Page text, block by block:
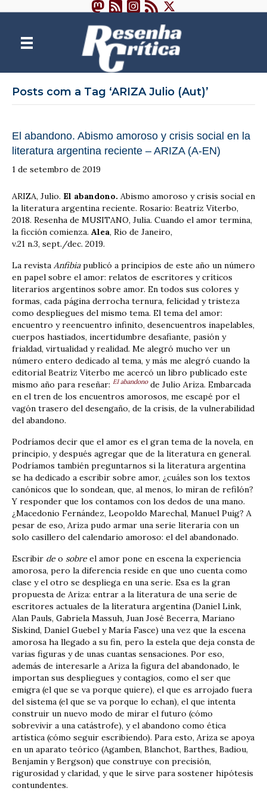
Posts com a Tag ‘ARIZA Julio (Aut)’
El abandono. Abismo amoroso y crisis social en la
literatura argentina reciente – ARIZA (A-EN)
1 de setembro de 2019
ARIZA, Julio. El abandono. Abismo amoroso y crisis social en
la literatura argentina reciente. Rosario: Beatriz Viterbo,
2018. Resenha de MUSITANO, Julia. Cuando el amor termina,
la ficción comienza. Alea, Rio de Janeiro,
v.21 n.3, sept./dec. 2019.
La revista Anfibiapublicó a principios de este año un número
en papel sobre el amor: relatos de escritores y críticos
literarios argentinos sobre amor. En todos sus colores y
formas, cada página derrocha ternura, felicidad y tristeza
como despliegues del mismo tema. El tema del amor:
encuentro y reencuentro infinito, desencuentros inapelables,
cuerpos hastiados, incertidumbre desafiante, pasión y
frialdad, virtualidad y realidad. Me alegró mucho ver un
número entero dedicado al tema, y más me alegró cuando la
editorial Beatriz Viterbo me acercó un libro publicado este
mismo año para reseñar: El abandonode Julio Ariza. Embarcada
en el tren de los encuentros amorosos, me escapé por el
vagón trasero del desengaño, de la crisis, de la vulnerabilidad
del abandono.
Podríamos decir que el amor es el gran tema de la novela, en
principio, y después agregar que de la literatura en general.
Podríamos también preguntarnos si la literatura argentina
se ha dedicado a escribir sobre amor, ¿cuáles son los textos
canónicos que lo sondean, que, al menos, lo miran de refilón?
Y responder que los contamos con los dedos de una mano.
¿Macedonio Fernández, Leopoldo Marechal, Manuel Puig? A
pesar de eso, Ariza pudo armar una serie literaria con un
solo casillero del calendario amoroso: el del abandonado.
Escribir de o sobre el amor pone en escena la experiencia
amorosa, pero la diferencia reside en que uno cuenta como
clase y el otro se despliega en una serie. Esa es la gran
propuesta de Ariza: entrar a la literatura de una serie de
escritores actuales de la literatura argentina (Daniel Link,
Alan Pauls, Gabriela Massuh, Juan José Becerra, Mariano
Siskind, Daniel Guebel y María Fasce) una vez que la escena
amorosa ha llegado a su fin, pero la estela que deja consta de
varias figuras y de unas cuantas sensaciones. Por eso,
además de interesarle a Ariza la figura del abandonado, le
importan sus despliegues y contagios, como el ser que
emigra (el que se va porque quiere), el que es arrojado fuera
del sistema (el que se va porque lo echan), el que intenta
construir un nuevo modo de mirar el futuro (cómo
sobrevivir a una catástrofe), y el abandono como ética
artística (cómo seguir escribiendo). Para esto, Ariza se apoya
en un aparato teórico (Agamben, Blanchot, Barthes, Badiou,
Benjamin y Bergson) que construye con precisión,
rigurosidad y claridad, y que le sirve para sostener hipótesis
contundentes.